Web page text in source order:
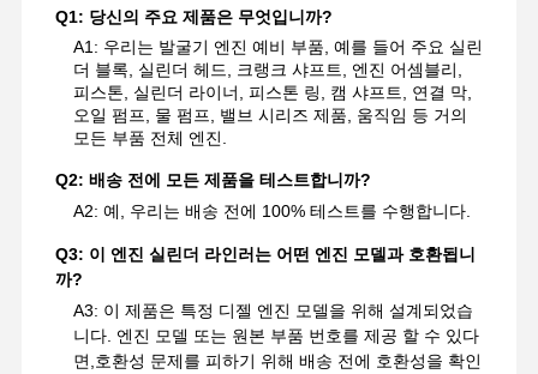
Q1: 당신의 주요 제품은 무엇입니까?
A1: 우리는 발굴기 엔진 예비 부품, 예를 들어 주요 실린
더 블록, 실린더 헤드, 크랭크 샤프트, 엔진 어셈블리,
피스톤, 실린더 라이너, 피스톤 링, 캠 샤프트, 연결 막,
오일 펌프, 물 펌프, 밸브 시리즈 제품, 움직임 등 거의
모든 부품 전체 엔진.
Q2: 배송 전에 모든 제품을 테스트합니까?
A2: 예, 우리는 배송 전에 100% 테스트를 수행합니다.
Q3: 이 엔진 실린더 라인러는 어떤 엔진 모델과 호환됩니
까?
A3: 이 제품은 특정 디젤 엔진 모델을 위해 설계되었습
니다. 엔진 모델 또는 원본 부품 번호를 제공 할 수 있다
면,호환성 문제를 피하기 위해 배송 전에 호환성을 확인